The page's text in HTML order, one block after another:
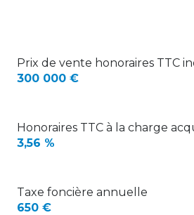
chambre
chambre
atelier
séjour - salle à manger
Prix de vente honoraires TTC
300 000 €
Honoraires TTC à la charge
3,56 %
Taxe foncière annuelle
650 €